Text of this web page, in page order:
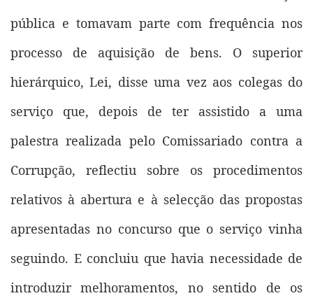
pública e tomavam parte com frequência nos
processo de aquisição de bens. O superior
hierárquico, Lei, disse uma vez aos colegas do
serviço que, depois de ter assistido a uma
palestra realizada pelo Comissariado contra a
Corrupção, reflectiu sobre os procedimentos
relativos à abertura e à selecção das propostas
apresentadas no concurso que o serviço vinha
seguindo. E concluiu que havia necessidade de
introduzir melhoramentos, no sentido de os